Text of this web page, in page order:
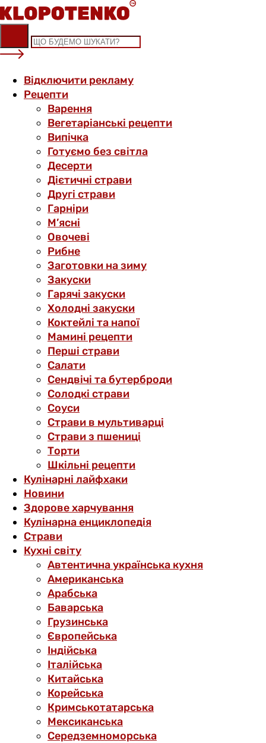
Skip
to
content
Відключити рекламу
Рецепти
Варення
Вегетаріанські рецепти
Випічка
Готуємо без світла
Десерти
Дієтичні страви
Другі страви
Гарніри
М’ясні
Овочеві
Рибне
Заготовки на зиму
Закуски
Гарячі закуски
Холодні закуски
Коктейлі та напої
Мамині рецепти
Перші страви
Салати
Сендвічі та бутерброди
Солодкі страви
Соуси
Страви в мультиварці
Страви з пшениці
Торти
Шкільні рецепти
Кулінарні лайфхаки
Новини
Здорове харчування
Кулінарна енциклопедія
Страви
Кухні світу
Автентична українська кухня
Американська
Арабська
Баварська
Грузинська
Європейська
Індійська
Італійська
Китайська
Корейська
Кримськотатарська
Мексиканська
Середземноморська